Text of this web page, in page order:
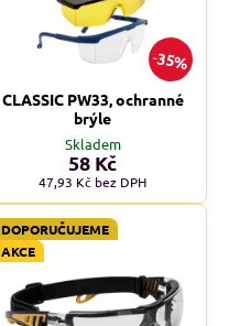
35%
CLASSIC PW33, ochranné
brýle
Skladem
58 Kč
47,93 Kč bez DPH
DOPORUČUJEME
AKCE